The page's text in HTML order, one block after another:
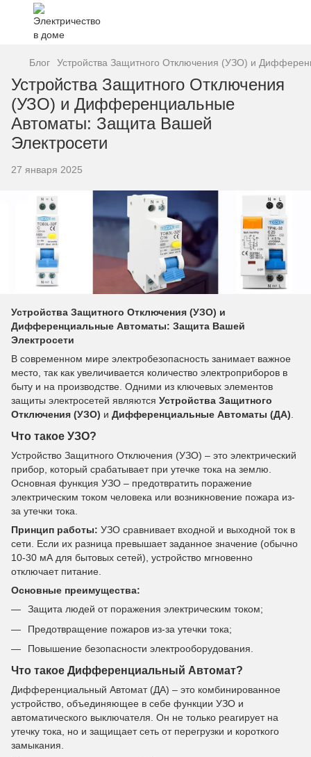
Блог Устройства Защитного Отключения (УЗО) и
Устройства Защитного Отключения
(УЗО) и Дифференциальные
Автоматы: Защита Вашей
Электросети
27 января 2025
Устройства Защитного Отключения (УЗО) и
Дифференциальные Автоматы: Защита Вашей
Электросети
В современном мире электробезопасность занимает важное
место, так как увеличивается количество электроприборов в
быту и на производстве. Одними из ключевых элементов
защиты электросетей являются Устройства Защитного
Отключения (УЗО) и Дифференциальные Автоматы (ДА).
Что такое УЗО?
Устройство Защитного Отключения (УЗО) – это электрический
прибор, который срабатывает при утечке тока на землю.
Основная функция УЗО – предотвратить поражение
электрическим током человека или возникновение пожара из-
за утечки тока.
Принцип работы: УЗО сравнивает входной и выходной ток в
сети. Если их разница превышает заданное значение (обычно
10-30 мА для бытовых сетей), устройство мгновенно
отключает питание.
Основные преимущества:
Защита людей от поражения электрическим током;
Предотвращение пожаров из-за утечки тока;
Повышение безопасности электрооборудования.
Что такое Дифференциальный Автомат?
Дифференциальный Автомат (ДА) – это комбинированное
устройство, объединяющее в себе функции УЗО и
автоматического выключателя. Он не только реагирует на
утечку тока, но и защищает сеть от перегрузки и короткого
замыкания.